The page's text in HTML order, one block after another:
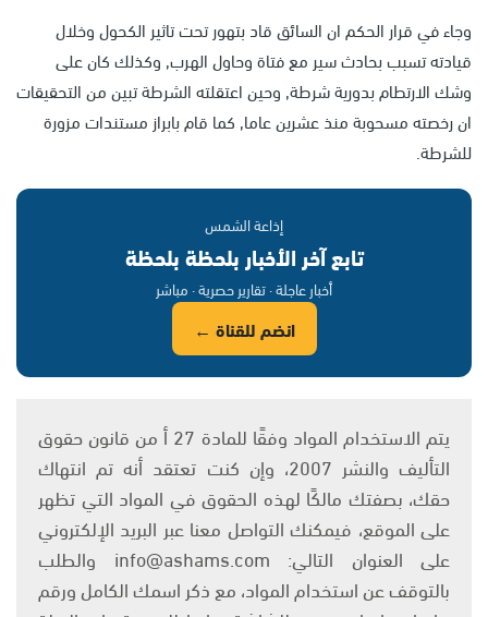
وجاء في قرار الحكم ان السائق قاد بتهور تحت تاثير الكحول وخلال
قيادته تسبب بحادث سير مع فتاة وحاول الهرب, وكذلك كان على
وشك الارتطام بدورية شرطة, وحين اعتقلته الشرطة تبين من التحقيقات
ان رخصته مسحوبة منذ عشرين عاما, كما قام بابراز مستندات مزورة
للشرطة.
إذاعة الشمس
تابع آخر الأخبار بلحظة بلحظة
أخبار عاجلة · تقارير حصرية · مباشر
انضم للقناة ←
يتم الاستخدام المواد وفقًا للمادة 27 أ من قانون حقوق
التأليف والنشر 2007، وإن كنت تعتقد أنه تم انتهاك
حقك، بصفتك مالكًا لهذه الحقوق في المواد التي تظهر
على الموقع، فيمكنك التواصل معنا عبر البريد الإلكتروني
على العنوان التالي: info@ashams.com والطلب
بالتوقف عن استخدام المواد، مع ذكر اسمك الكامل ورقم